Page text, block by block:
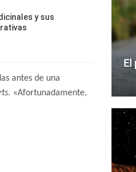
y sus
antes de una
«Afortunadamente,
El